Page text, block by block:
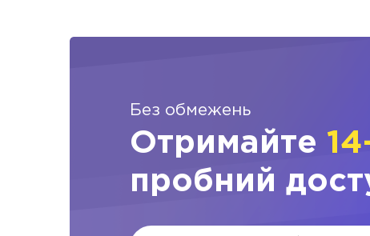
Без обмежень
Отримайте
пробний